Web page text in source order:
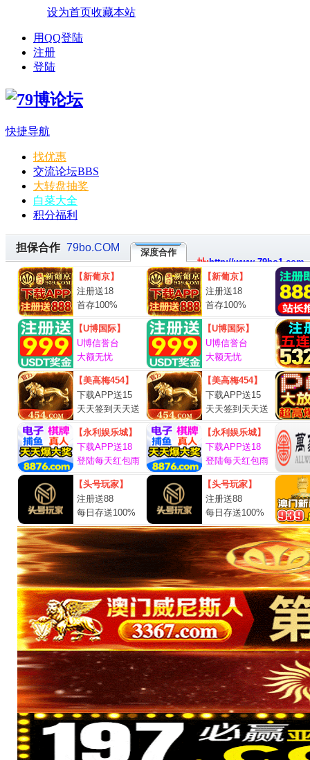
设为首页收藏本站
用QQ登陆
注册
登陆
快捷导航
找优惠
交流论坛BBS
大转盘抽奖
白菜大全
积分福利